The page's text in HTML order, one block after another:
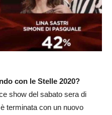
con le Stelle 2020?
show del sabato sera di
terminata con un nuovo